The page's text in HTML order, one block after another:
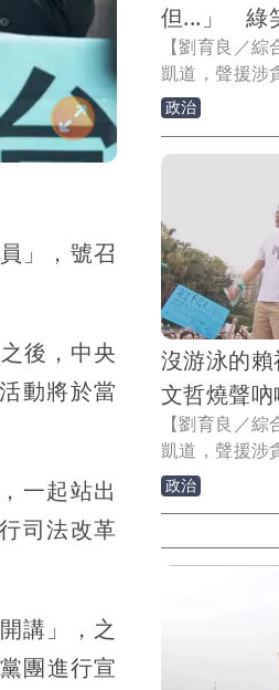
」，號召
後，中央
動將於當
一起站出
司法改革
講」，之
團進行宣
但...」 綠
【劉育良／
凱道，聲援涉
文哲，黨籍台
示，「雖然貪
柯文哲）都沒
政治
沒游泳的
文哲燒聲
【劉育良／
凱道，聲援涉
文哲，柯文哲
群走上小舞台
政治